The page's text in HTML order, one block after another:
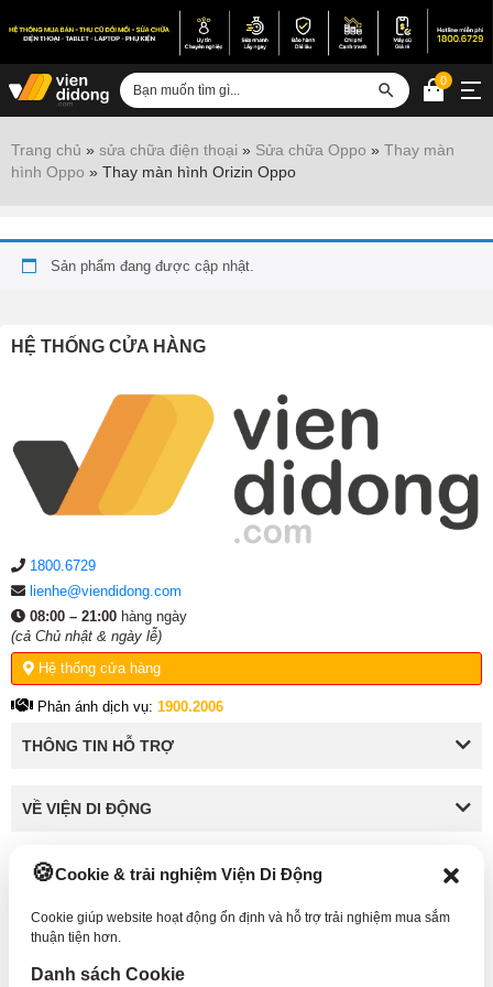
Cookie & trải nghiệm Viện Di Động
Cookie giúp website hoạt động ổn định và hỗ trợ trải nghiệm mua sắm
thuận tiện hơn.
Danh sách Cookie
Sửa iPhone
Sửa Vertu
Sửa Macbook
Sửa chữa thiết bị khác
Điện thoại
Phụ kiện
17 cửa hàng
Tổng đài:1800.6729(miễn phí)
(Giờ làm việc: 08h00 - 21h00)
Giới thiệu
Tin công nghệ
0
Trang chủ » sửa chữa điện thoại » Sửa chữa Oppo » Thay màn
hình Oppo » Thay màn hình Orizin Oppo
Sản phẩm đang được cập nhật.
HỆ THỐNG CỬA HÀNG
1800.6729
lienhe@viendidong.com
08:00 – 21:00 hàng ngày
(cả Chủ nhật & ngày lễ)
Hệ thống cửa hàng
Phản ánh dịch vụ: 1900.2006
THÔNG TIN HỖ TRỢ
VỀ VIỆN DI ĐỘNG
KẾT NỐI VỚI VIỆN DI ĐỘNG